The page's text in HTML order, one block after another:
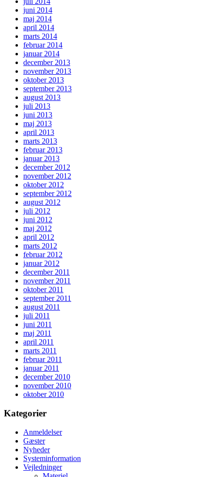
juni 2014
maj 2014
april 2014
marts 2014
februar 2014
januar 2014
december 2013
november 2013
oktober 2013
september 2013
august 2013
juli 2013
juni 2013
maj 2013
april 2013
marts 2013
februar 2013
januar 2013
december 2012
november 2012
oktober 2012
september 2012
august 2012
juli 2012
juni 2012
maj 2012
april 2012
marts 2012
februar 2012
januar 2012
december 2011
november 2011
oktober 2011
september 2011
august 2011
juli 2011
juni 2011
maj 2011
april 2011
marts 2011
februar 2011
januar 2011
december 2010
november 2010
oktober 2010
Kategorier
Anmeldelser
Gæster
Nyheder
Systeminformation
Vejledninger